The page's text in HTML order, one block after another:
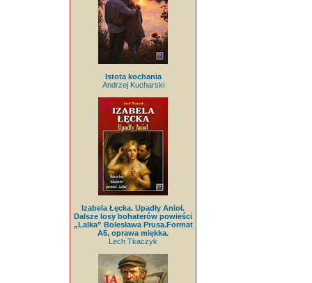
Istota kochania
Andrzej Kucharski
Izabela Łęcka. Upadły Anioł.
Dalsze losy bohaterów powieści
„Lalka” Bolesława Prusa.Format
A5, oprawa miękka.
Lech Tkaczyk